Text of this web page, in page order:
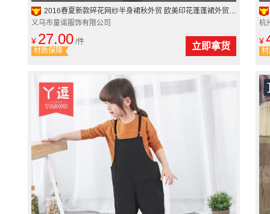
2016春夏新款碎花网纱半身裙秋外贸 欧美印花蓬蓬裙外贸热销批发
义乌市童谣服饰有限公司
¥ 27.00 /件
材质保障
立即拿货
杭
¥